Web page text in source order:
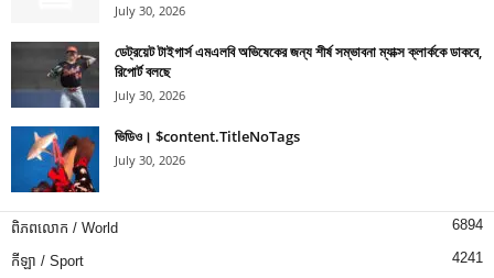
July 30, 2026
ডেট্রয়েট টাইগার্স এমএলবি অভিষেকের জন্য শীর্ষ সম্ভাবনা ম্যাক্স ক্লার্ককে ডাকবে,
রিপোর্ট বলছে
July 30, 2026
ভিডিও। $content.TitleNoTags
July 30, 2026
ពិភពលោក / World 6894
កីឡា / Sport 4241